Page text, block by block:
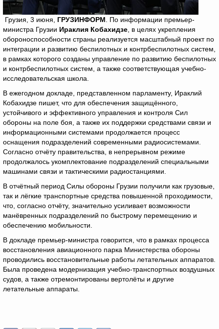
Грузия, 3 июня, ГРУЗИНФОРМ . По информации премьер-
министра Грузии Ираклия Кобахидзе , в целях укрепления
обороноспособности страны реализуется масштабный проект по
интеграции и развитию беспилотных и контрбеспилотных систем,
в рамках которого созданы управление по развитию беспилотных
и контрбеспилотных систем, а также соответствующая учебно-
исследовательская школа.
В ежегодном докладе, представленном парламенту, Ираклий
Кобахидзе пишет, что для обеспечения защищённого,
устойчивого и эффективного управления и контроля Сил
обороны на поле боя, а также их поддержки средствами связи и
информационными системами продолжается процесс
оснащения подразделений современными радиосистемами.
Согласно отчёту правительства, в непрерывном режиме
продолжалось укомплектование подразделений специальными
машинами связи и тактическими радиостанциями.
В отчётный период Силы обороны Грузии получили как грузовые,
так и лёгкие транспортные средства повышенной проходимости,
что, согласно отчёту, значительно усиливает возможности
манёвренных подразделений по быстрому перемещению и
обеспечению мобильности.
В докладе премьер-министра говорится, что в рамках процесса
восстановления авиационного парка Министерства обороны
проводились восстановительные работы летательных аппаратов.
Была проведена модернизация учебно-транспортных воздушных
судов, а также отремонтированы вертолёты и другие
летательные аппараты.